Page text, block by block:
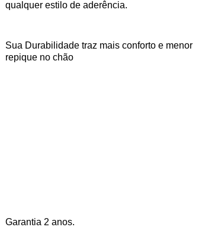
qualquer estilo de aderência.
Sua Durabilidade traz mais conforto e menor
repique no chão
Garantia 2 anos.